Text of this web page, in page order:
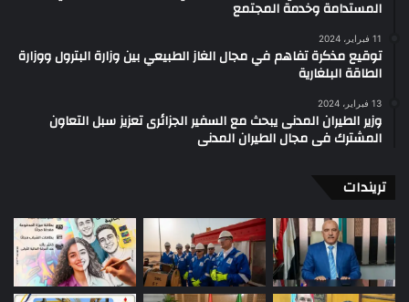
المستدامة وخدمة المجتمع
11 فبراير، 2024
توقيع مذكرة تفاهم في مجال الغاز الطبيعي بين وزارة البترول ووزارة
الطاقة البلغارية
13 فبراير، 2024
وزير الطيران المدنى يبحث مع السفير الجزائرى تعزيز سبل التعاون
المشترك فى مجال الطيران المدنى
تريندات